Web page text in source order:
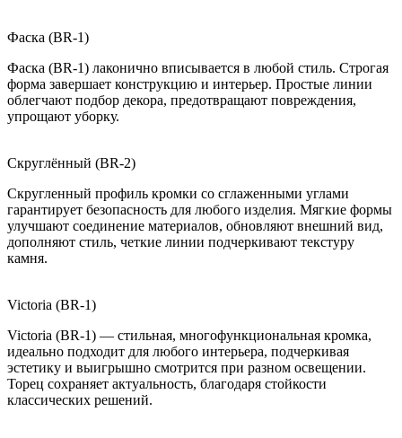
Фаска (BR-1)
Фаска (BR-1) лаконично вписывается в любой стиль. Строгая
форма завершает конструкцию и интерьер. Простые линии
облегчают подбор декора, предотвращают повреждения,
упрощают уборку.
Скруглённый (BR-2)
Скругленный профиль кромки со сглаженными углами
гарантирует безопасность для любого изделия. Мягкие формы
улучшают соединение материалов, обновляют внешний вид,
дополняют стиль, четкие линии подчеркивают текстуру
камня.
Victoria (BR-1)
Victoria (BR-1) — стильная, многофункциональная кромка,
идеально подходит для любого интерьера, подчеркивая
эстетику и выигрышно смотрится при разном освещении.
Торец сохраняет актуальность, благодаря стойкости
классических решений.